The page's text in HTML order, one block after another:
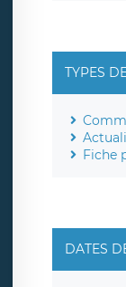
TYPES
Fiche
DATES